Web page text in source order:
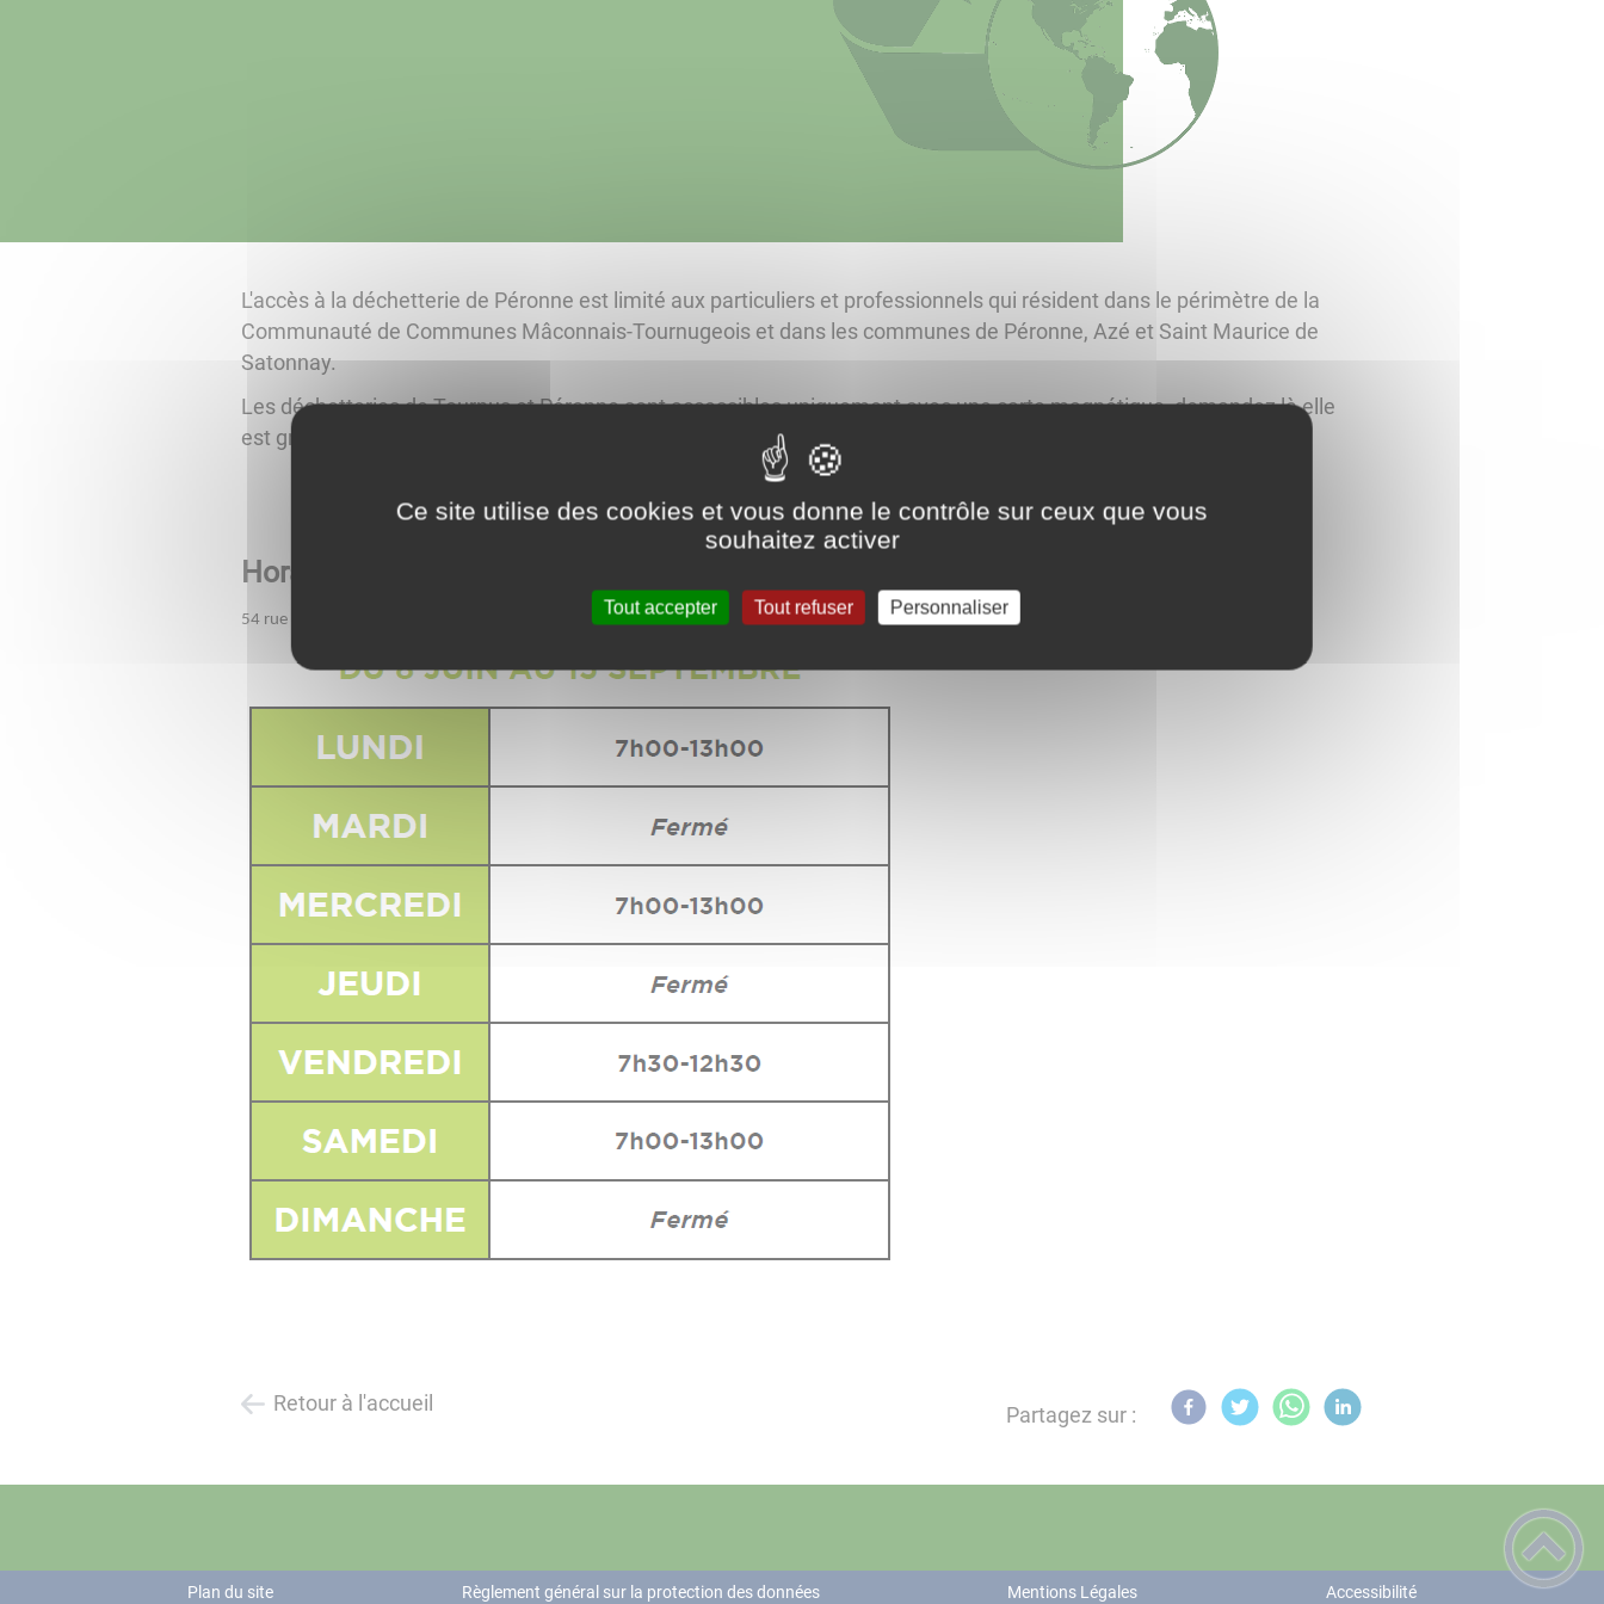
L'accès à la déchetterie de Péronne est limité aux particuliers et professionnels qui résident dans le périmètre de la
Communauté de Communes Mâconnais-Tournugeois et dans les communes de Péronne, Azé et Saint Maurice de
Satonnay.
Les déchetteries de Tournus et Péronne sont accessibles uniquement avec une carte magnétique, demandez là elle
est gratuite.
Horaires déchetterie de Péronne :
54 rue des Teppes soldats 71260 PÉRONNE
Retour à l'accueil Partagez sur :
Plan du site Règlement général sur la protection des données Mentions Légales Accessibilité
Ce site utilise des cookies et vous donne le contrôle sur ceux que vous
souhaitez activer
Tout accepter Tout refuser Personnaliser